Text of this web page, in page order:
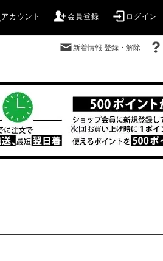
アカウント 会員登録 ログイン
新着情報 登録・解除